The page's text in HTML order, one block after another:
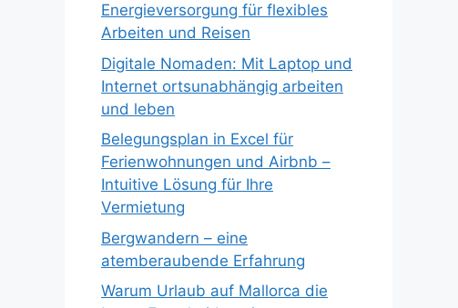
Energieversorgung für flexibles
Arbeiten und Reisen
Digitale Nomaden: Mit Laptop und
Internet ortsunabhängig arbeiten
und leben
Belegungsplan in Excel für
Ferienwohnungen und Airbnb –
Intuitive Lösung für Ihre
Vermietung
Bergwandern – eine
atemberaubende Erfahrung
Warum Urlaub auf Mallorca die